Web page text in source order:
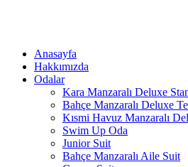
Anasayfa
Hakkımızda
Odalar
Kara Manzaralı Deluxe
Bahçe Manzaralı Deluxe
Kısmi Havuz Manzaralı
Swim Up Oda
Junior Suit
Bahçe Manzaralı Aile Suit